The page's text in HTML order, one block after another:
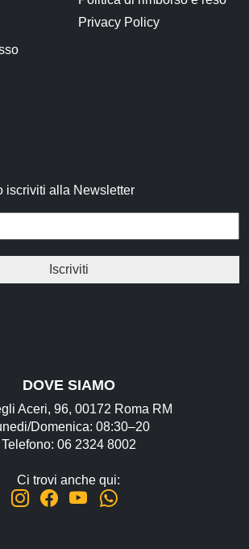
Privacy Policy
iscriviti alla Newsletter
DOVE SIAMO
Aceri, 96, 00172 Roma RM
Domenica: 08:30–20
Telefono: 06 2324 8002
Ci trovi anche qui: